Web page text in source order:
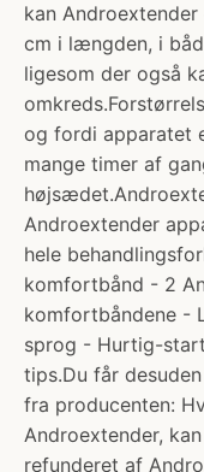
kan
cm i længden, i
ligesom der også
og fordi apparatet
mange timer af
Androextender
hele
komfortbånd - 2
komfortbåndene -
sprog - Hurtig-
tips.Du får
fra producenten:
Androextender,
refunderet af